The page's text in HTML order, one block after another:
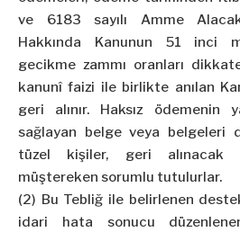
ve 6183 sayılı Amme
Hakkında Kanunun 51 inci
gecikme zammı oranları
kanunî faizi ile birlikte anılan
geri alınır. Haksız ödemenin
sağlayan belge veya belgeleri
tüzel kişiler, geri alınacak
müştereken sorumlu tutulurlar.
(2) Bu Tebliğ ile belirlenen
idari hata sonucu